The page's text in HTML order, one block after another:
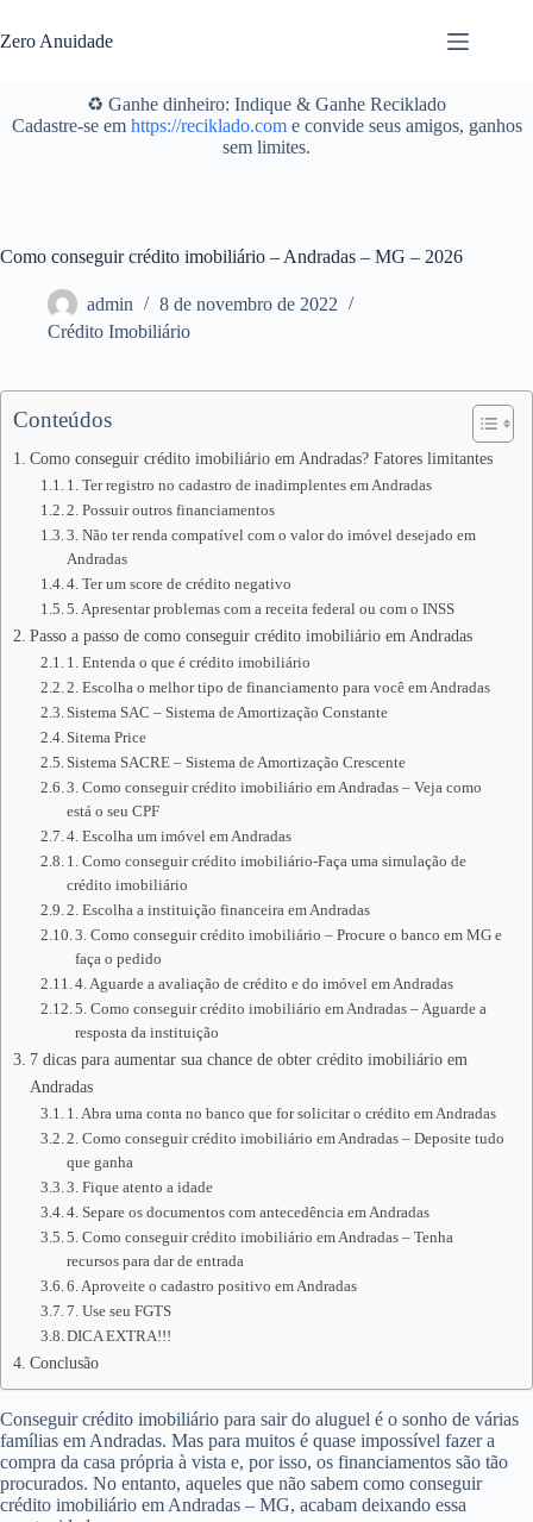
para
o
Zero Anuidade
♻️ Ganhe dinheiro: Indique & Ganhe Reciklado
Cadastre-se em https://reciklado.come convide seus amigos, ganhos
sem limites.
Como conseguir crédito imobiliário – Andradas – MG – 2026
admin
8 de novembro de 2022
Crédito Imobiliário
Conteúdos
Como conseguir crédito imobiliário em Andradas? Fatores limitantes
1. Ter registro no cadastro de inadimplentes em Andradas
2. Possuir outros financiamentos
3. Não ter renda compatível com o valor do imóvel desejado em
Andradas
4. Ter um score de crédito negativo
5. Apresentar problemas com a receita federal ou com o INSS
Passo a passo de como conseguir crédito imobiliário em Andradas
1. Entenda o que é crédito imobiliário
2. Escolha o melhor tipo de financiamento para você em Andradas
Sistema SAC – Sistema de Amortização Constante
Sitema Price
Sistema SACRE – Sistema de Amortização Crescente
3. Como conseguir crédito imobiliário em Andradas – Veja como
está o seu CPF
4. Escolha um imóvel em Andradas
1. Como conseguir crédito imobiliário-Faça uma simulação de
crédito imobiliário
2. Escolha a instituição financeira em Andradas
3. Como conseguir crédito imobiliário – Procure o banco em MG e
faça o pedido
4. Aguarde a avaliação de crédito e do imóvel em Andradas
5. Como conseguir crédito imobiliário em Andradas – Aguarde a
resposta da instituição
7 dicas para aumentar sua chance de obter crédito imobiliário em
Andradas
1. Abra uma conta no banco que for solicitar o crédito em Andradas
2. Como conseguir crédito imobiliário em Andradas – Deposite tudo
que ganha
3. Fique atento a idade
4. Separe os documentos com antecedência em Andradas
5. Como conseguir crédito imobiliário em Andradas – Tenha
recursos para dar de entrada
6. Aproveite o cadastro positivo em Andradas
7. Use seu FGTS
DICA EXTRA!!!
Conclusão
Conseguir crédito imobiliário para sair do aluguel é o sonho de várias
famílias em Andradas. Mas para muitos é quase impossível fazer a
compra da casa própria à vista e, por isso, os financiamentos são tão
procurados. No entanto, aqueles que não sabem como conseguir
crédito imobiliário em Andradas – MG, acabam deixando essa